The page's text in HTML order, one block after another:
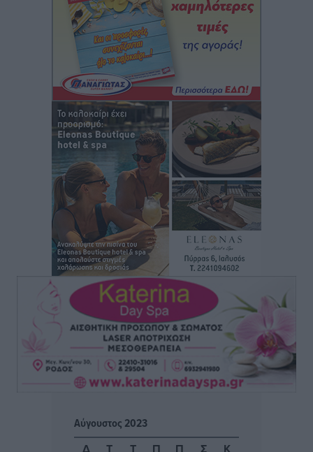
Νοσοκομεία της Γ΄ Ζώνης
Τοπικές Ειδήσεις πριν 2 ώρες
Πάνθηρες: Ξεκίνησαν αισιόδοξοι για την παρθενική
“πτήση” τους
Αθλητικά• πριν 2 ώρες
Άρης Αρχαγγέλου: Στο πλευρό του άτυχου Ιάκωβου
Αθλητικά• πριν 2 ώρες
Φοίβος: Η μεγάλη επιστροφή του Μπρένο Σαλβατιέρα
πριν 2 ώρες
Κλεάνθης: Έτοιμες οι κάρτες διαρκείας της νέας
σεζόν
Αθλητικά πριν 2 ώρες
Ατρόμητος Διμυλιάς: Ο Μαργαρίτης και μία
αδιαπραγμάτευτη φιλοσοφία
Αθλητικά• πριν 2 ώρες
Παπαεμμανουήλ
πριν 3 ώρες
Αύγουστος 2023
Δ
Τ Τ Π Π Σ Κ